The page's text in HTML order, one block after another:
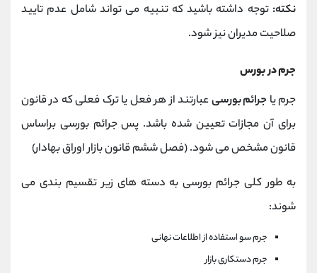
نکته: توجه داشته باشید که تنبیه می تواند شامل عدم تایید
صلاحیت مدیران نیز شود.
جرم در بورس
جرم یا جرائم بورسیعبارتند از هر فعل یا ترک فعلی که در قانون
برای آن مجازات تعیین شده باشد. پس جرائم بورسی براساس
قانون مشخص می شود. (فصل ششم قانون بازار اوراق بهادار)
به طور کلی جرائم بورسی به دسته های زیر تقسیم بندی می
شوند:
جرم سو استفاده از اطلاعات نهانی
جرم دستکاری بازار